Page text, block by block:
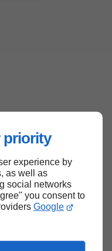
priority
experience by
as well as
social networks
you consent to
Google